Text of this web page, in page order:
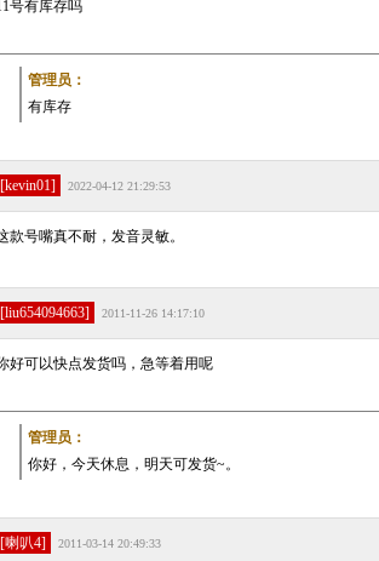
号有库存吗
管理员：
有库存
[kevin01] 2022-04-12 21:29:53
款号嘴真不耐，发音灵敏。
[liu654094663] 2011-11-26 14:17:10
好可以快点发货吗，急等着用呢
管理员：
你好，今天休息，明天可发货~。
[喇叭4] 2011-03-14 20:49:33